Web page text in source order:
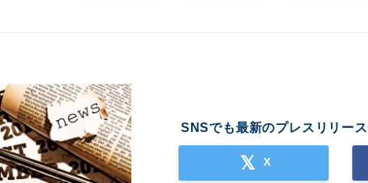
SNSでも最新のプレスリリー
X